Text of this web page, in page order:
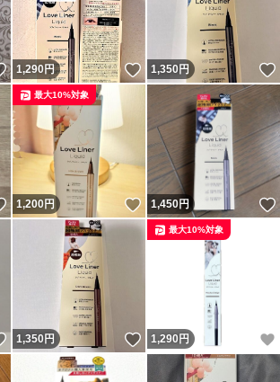
いいね！
1,290円 いいね！
1,350円
いいね！
1,200円 いいね！
最大10%対象
1,450円
いいね！
1,350円 いいね！
1,290 円
最大10%対象